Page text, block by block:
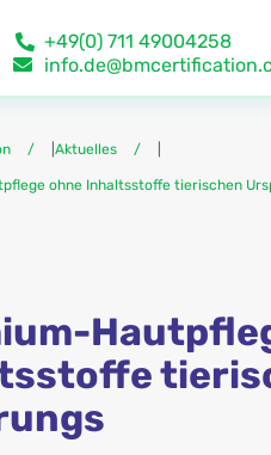
+49(0) 711 49004258
Aktuelles
ohne Inhaltsstoffe tierischen